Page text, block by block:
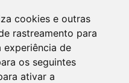
cookies e outras
rastreamento para
experiência de
os seguintes
ativar a
PÚBLICA